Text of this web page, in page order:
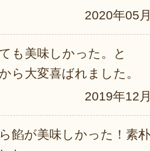
2020年05
も美味しかった。と
ら大変喜ばれました。
2019年12
餡が美味しかった！素